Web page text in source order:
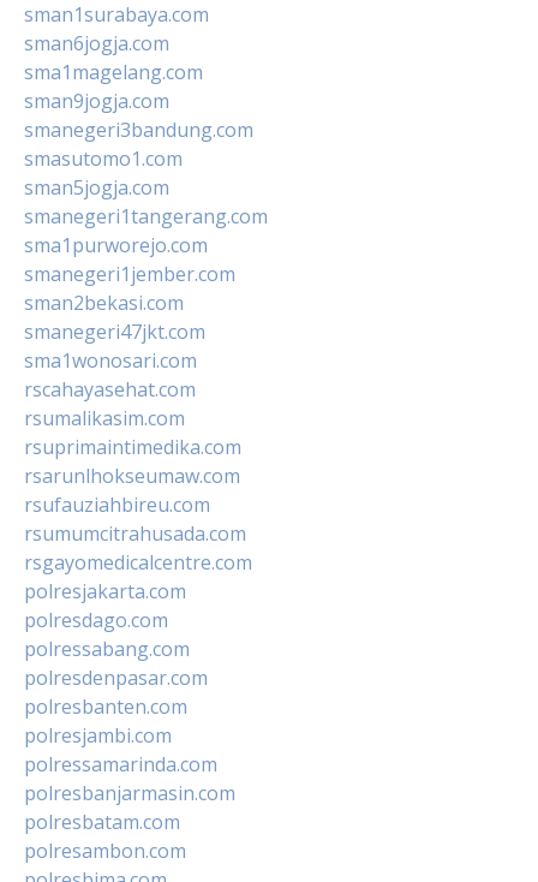
sman1surabaya.com
sman6jogja.com
sma1magelang.com
sman9jogja.com
smanegeri3bandung.com
smasutomo1.com
sman5jogja.com
smanegeri1tangerang.com
sma1purworejo.com
smanegeri1jember.com
sman2bekasi.com
smanegeri47jkt.com
sma1wonosari.com
rscahayasehat.com
rsumalikasim.com
rsuprimaintimedika.com
rsarunlhokseumaw.com
rsufauziahbireu.com
rsumumcitrahusada.com
rsgayomedicalcentre.com
polresjakarta.com
polresdago.com
polressabang.com
polresdenpasar.com
polresbanten.com
polresjambi.com
polressamarinda.com
polresbanjarmasin.com
polresbatam.com
polresambon.com